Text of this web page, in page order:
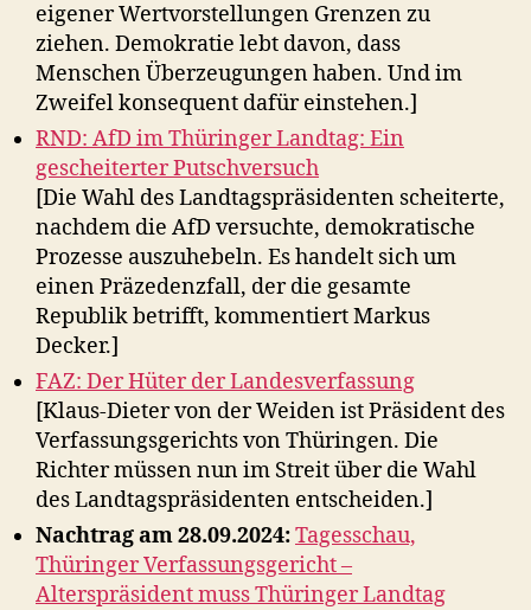
eigener Wertvorstellungen Grenzen zu
ziehen. Demokratie lebt davon, dass
Menschen Überzeugungen haben. Und im
Zweifel konsequent dafür einstehen.]
RND: AfD im Thüringer Landtag: Ein
gescheiterter Putschversuch
[Die Wahl des Landtagspräsidenten scheiterte,
nachdem die AfD versuchte, demokratische
Prozesse auszuhebeln. Es handelt sich um
einen Präzedenzfall, der die gesamte
Republik betrifft, kommentiert Markus
Decker.]
FAZ: Der Hüter der Landesverfassung
[Klaus-Dieter von der Weiden ist Präsident des
Verfassungsgerichts von Thüringen. Die
Richter müssen nun im Streit über die Wahl
des Landtagspräsidenten entscheiden.]
Nachtrag am 28.09.2024:Tagesschau,
Thüringer Verfassungsgericht –
Alterspräsident muss Thüringer Landtag